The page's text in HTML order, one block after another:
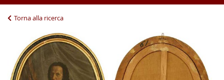
Torna alla ricerca